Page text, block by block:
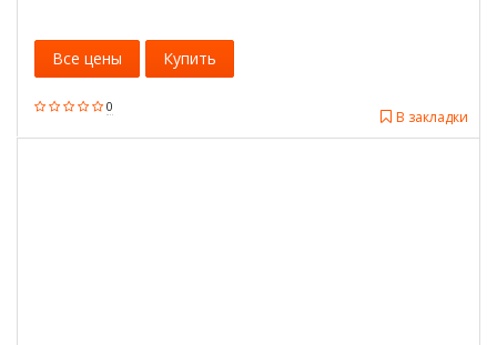
0
В закладки
Все цены Купить